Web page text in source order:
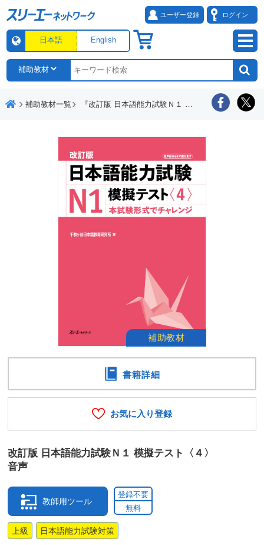
ユーザー登録 ログイン
日本語 English
補助教材一覧 『改訂版 日本語能力試験Ｎ１ 模擬テスト〈４〉』音声
改訂版 日本語能力試験Ｎ１ 模擬テスト〈４〉
音声
教師用ツール
登録不要
無料
上級 日本語能力試験対策
書籍詳細
お気に入り登録